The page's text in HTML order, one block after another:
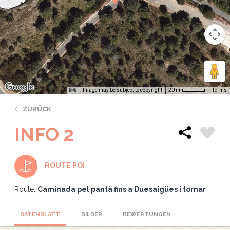
Image may be subject to copyright 20 m Terms
ZURÜCK
INFO 2
ROUTE POI
Route: Caminada pel pantà fins a Duesaigües i tornar
DATENBLATT BILDER BEWERTUNGEN